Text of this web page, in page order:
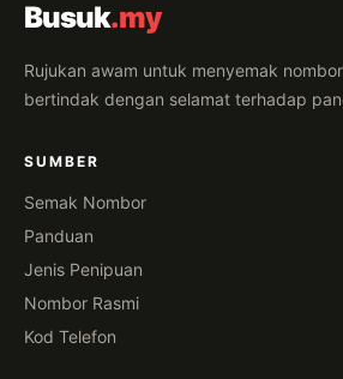
Busuk.my
Rujukan awam untuk menyemak
bertindak dengan selamat terhadap
SUMBER
Semak Nombor
Panduan
Jenis Penipuan
Nombor Rasmi
Kod Telefon